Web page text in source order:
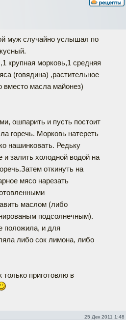
муж случайно услышал по
крупная морковь,1 средняя
(говядина) ,растительное
масла майонез)
ошпарить и пусть постоит
горечь. Морковь натереть
нашинковать. Редьку
и залить холодной водой на
откинуть на
мясо нарезать
маслом (либо
подсолнечным).
положила, и для
либо сок лимона, либо
только приготовлю в
25 Дек 2011 1:48